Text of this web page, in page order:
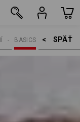
SPÄŤ    >
BASICS